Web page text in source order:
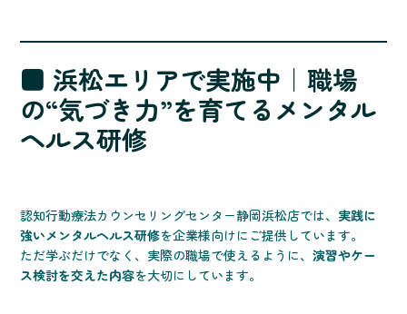
■ 浜松エリアで実施中｜職場
の“気づき力”を育てるメンタル
ヘルス研修
認知行動療法カウンセリングセンター静岡浜松店では、 実践に
強いメンタルヘルス研修を企業様向けにご提供しています。
ただ学ぶだけでなく、実際の職場で使えるように、演習やケー
ス検討を交えた内容を大切にしています。